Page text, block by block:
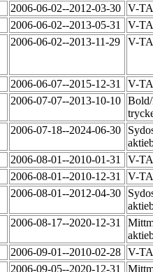
2006-06-02--2012-03-30 V-
2006-06-02--2013-05-31
V-
2006-06-02--2013-11-29 V-
2006-06-07--2015-12-31
V-
2006-07-07--2013-10-10
2006-07-18--2024-06-30
2006-08-01--2010-01-31
V-
2006-08-01--2010-12-31
V-
2006-08-01--2012-04-30
2006-08-17--2020-12-31
2006-09-01--2010-02-28 V-
2006-09-05--2020-12-31